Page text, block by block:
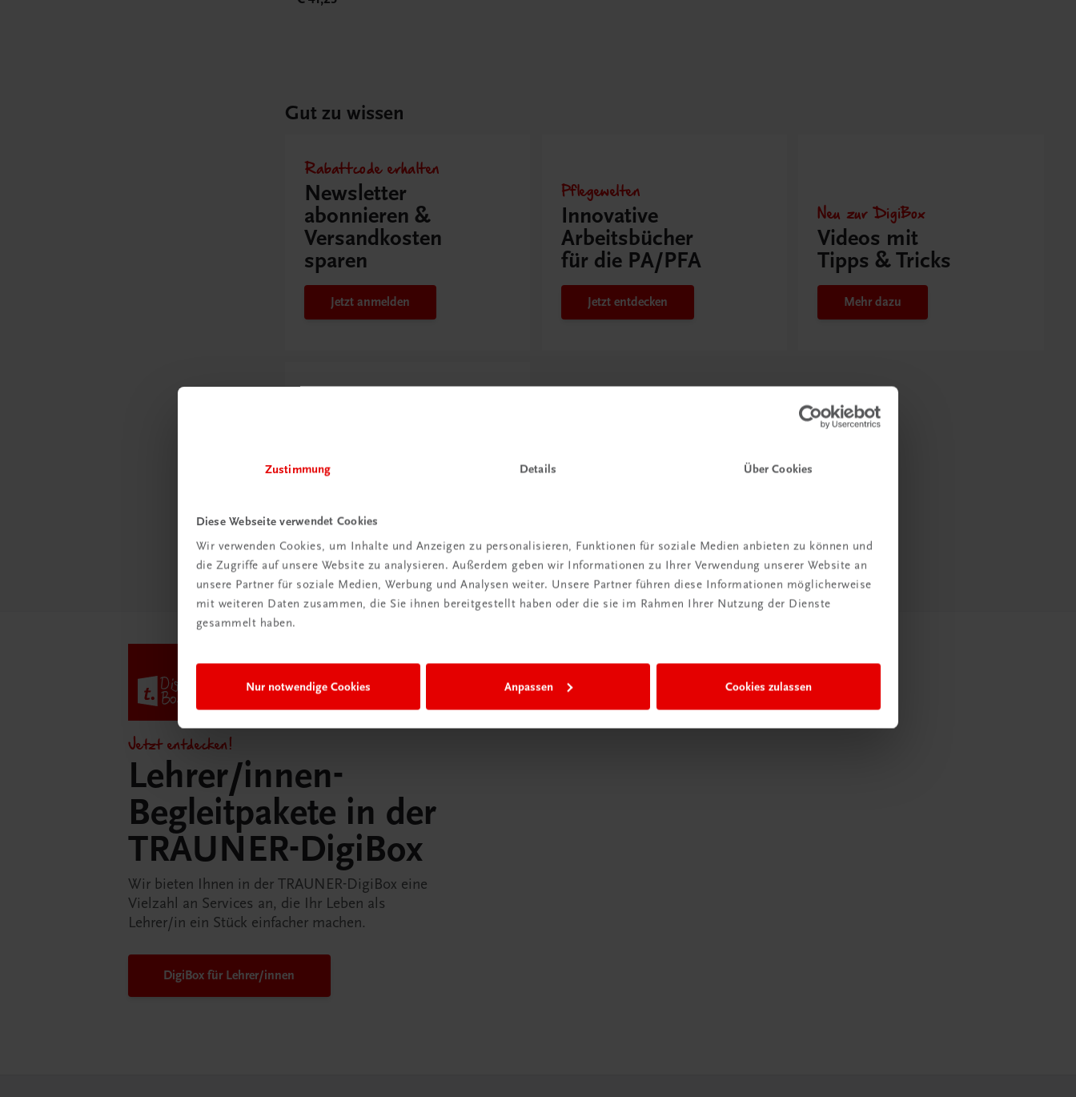
Zustimmung Details Über Cookies
Diese Webseite verwendet Cookies
Wir verwenden Cookies, um Inhalte und Anzeigen zu personalisieren, Funktionen für soziale Medien anbieten zu können und
die Zugriffe auf unsere Website zu analysieren. Außerdem geben wir Informationen zu Ihrer Verwendung unserer Website an
unsere Partner für soziale Medien, Werbung und Analysen weiter. Unsere Partner führen diese Informationen möglicherweise
mit weiteren Daten zusammen, die Sie ihnen bereitgestellt haben oder die sie im Rahmen Ihrer Nutzung der Dienste
gesammelt haben.
Nur notwendige Cookies Anpassen Cookies zulassen
Gut zu wissen
Rabattcode erhalten
Newsletter
abonnieren &
Versandkosten
sparen
Jetzt anmelden
Pflegewelten
Innovative
Arbeitsbücher
für die PA/PFA
Jetzt entdecken
Neu zur DigiBox
Videos mit
Tipps & Tricks
Mehr dazu
Das „Digitale
Mehr dazu
Jetzt entdecken!
Lehrer/innen-
Begleitpakete in der
TRAUNER-DigiBox
Wir bieten Ihnen in der TRAUNER-DigiBox eine
Vielzahl an Services an, die Ihr Leben als
Lehrer/in ein Stück einfacher machen.
DigiBox für Lehrer/innen